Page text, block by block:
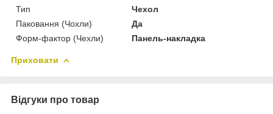
Тип
Чехол
Паковання (Чохли)
Да
Форм-фактор (Чехли)
Панель-накладка
Приховати
Відгуки про товар